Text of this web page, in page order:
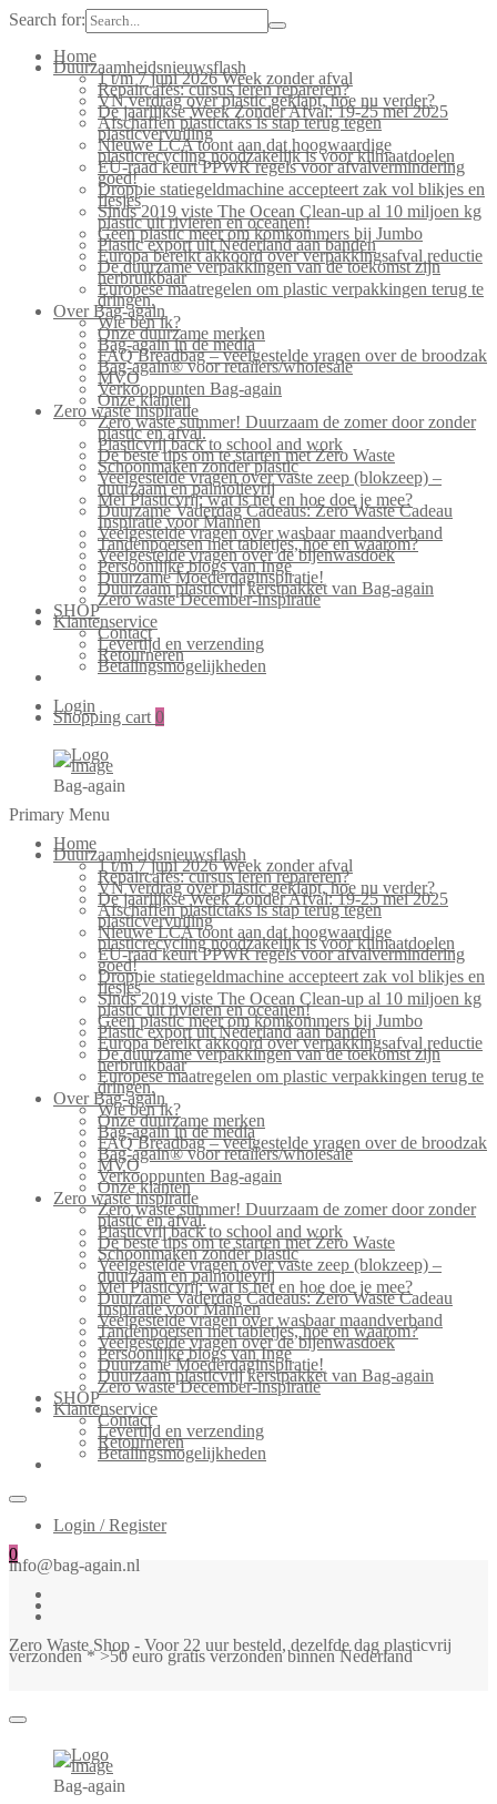
Search for:
Home
Duurzaamheidsnieuwsflash
1 t/m 7 juni 2026 Week zonder afval
Repaircafés: cursus leren repareren?
VN verdrag over plastic geklapt, hoe nu verder?
De jaarlijkse Week Zonder Afval: 19-25 mei 2025
Afschaffen plastictaks is stap terug tegen
plasticvervuiling
Nieuwe LCA toont aan dat hoogwaardige
plasticrecycling noodzakelijk is voor klimaatdoelen
EU-raad keurt PPWR regels voor afvalvermindering
goed!
Droppie statiegeldmachine accepteert zak vol blikjes en
flesjes
Sinds 2019 viste The Ocean Clean-up al 10 miljoen kg
plastic uit rivieren en oceanen!
Geen plastic meer om komkommers bij Jumbo
Plastic export uit Nederland aan banden
Europa bereikt akkoord over verpakkingsafval reductie
De duurzame verpakkingen van de toekomst zijn
herbruikbaar
Europese maatregelen om plastic verpakkingen terug te
dringen.
Over Bag-again
Wie ben ik?
Onze duurzame merken
Bag-again in de media
FAQ Breadbag – veelgestelde vragen over de broodzak
Bag-again® voor retailers/wholesale
MVO
Verkooppunten Bag-again
Onze klanten
Zero waste inspiratie
Zero waste summer! Duurzaam de zomer door zonder
plastic en afval.
Plasticvrij back to school and work
De beste tips om te starten met Zero Waste
Schoonmaken zonder plastic
Veelgestelde vragen over vaste zeep (blokzeep) –
duurzaam en palmolievrij
Mei Plasticvrij: wat is het en hoe doe je mee?
Duurzame Vaderdag Cadeaus: Zero Waste Cadeau
Inspiratie voor Mannen
Veelgestelde vragen over wasbaar maandverband
Tandenpoetsen met tabletjes, hoe en waarom?
Veelgestelde vragen over de bijenwasdoek
Persoonlijke blogs van Inge
Duurzame Moederdaginspiratie!
Duurzaam plasticvrij kerstpakket van Bag-again
Zero waste December-inspiratie
SHOP
Klantenservice
Contact
Levertijd en verzending
Retourneren
Betalingsmogelijkheden
Login
Shopping cart 0
Bag-again
Primary Menu
Home
Duurzaamheidsnieuwsflash
1 t/m 7 juni 2026 Week zonder afval
Repaircafés: cursus leren repareren?
VN verdrag over plastic geklapt, hoe nu verder?
De jaarlijkse Week Zonder Afval: 19-25 mei 2025
Afschaffen plastictaks is stap terug tegen
plasticvervuiling
Nieuwe LCA toont aan dat hoogwaardige
plasticrecycling noodzakelijk is voor klimaatdoelen
EU-raad keurt PPWR regels voor afvalvermindering
goed!
Droppie statiegeldmachine accepteert zak vol blikjes en
flesjes
Sinds 2019 viste The Ocean Clean-up al 10 miljoen kg
plastic uit rivieren en oceanen!
Geen plastic meer om komkommers bij Jumbo
Plastic export uit Nederland aan banden
Europa bereikt akkoord over verpakkingsafval reductie
De duurzame verpakkingen van de toekomst zijn
herbruikbaar
Europese maatregelen om plastic verpakkingen terug te
dringen.
Over Bag-again
Wie ben ik?
Onze duurzame merken
Bag-again in de media
FAQ Breadbag – veelgestelde vragen over de broodzak
Bag-again® voor retailers/wholesale
MVO
Verkooppunten Bag-again
Onze klanten
Zero waste inspiratie
Zero waste summer! Duurzaam de zomer door zonder
plastic en afval.
Plasticvrij back to school and work
De beste tips om te starten met Zero Waste
Schoonmaken zonder plastic
Veelgestelde vragen over vaste zeep (blokzeep) –
duurzaam en palmolievrij
Mei Plasticvrij: wat is het en hoe doe je mee?
Duurzame Vaderdag Cadeaus: Zero Waste Cadeau
Inspiratie voor Mannen
Veelgestelde vragen over wasbaar maandverband
Tandenpoetsen met tabletjes, hoe en waarom?
Veelgestelde vragen over de bijenwasdoek
Persoonlijke blogs van Inge
Duurzame Moederdaginspiratie!
Duurzaam plasticvrij kerstpakket van Bag-again
Zero waste December-inspiratie
SHOP
Klantenservice
Contact
Levertijd en verzending
Retourneren
Betalingsmogelijkheden
Login / Register
0
info@bag-again.nl
Zero Waste Shop - Voor 22 uur besteld, dezelfde dag plasticvrij
verzonden * >50 euro gratis verzonden binnen Nederland
Bag-again